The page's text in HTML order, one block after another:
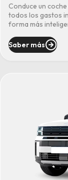
Conduce un
todos los gastos
forma más
Saber más